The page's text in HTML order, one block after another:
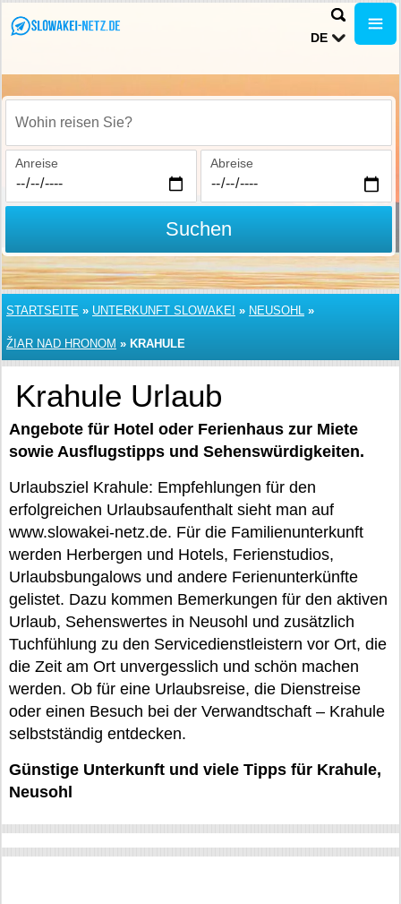
DE
Wohin reisen Sie?
Anreise Abreise
Suchen
STARTSEITE » UNTERKUNFT SLOWAKEI » NEUSOHL »
ŽIAR NAD HRONOM » KRAHULE
Krahule Urlaub
Angebote für Hotel oder Ferienhaus zur Miete
sowie Ausflugstipps und Sehenswürdigkeiten.
Urlaubsziel Krahule: Empfehlungen für den
erfolgreichen Urlaubsaufenthalt sieht man auf
www.slowakei-netz.de. Für die Familienunterkunft
werden Herbergen und Hotels, Ferienstudios,
Urlaubsbungalows und andere Ferienunterkünfte
gelistet. Dazu kommen Bemerkungen für den aktiven
Urlaub, Sehenswertes in Neusohl und zusätzlich
Tuchfühlung zu den Servicedienstleistern vor Ort, die
die Zeit am Ort unvergesslich und schön machen
werden. Ob für eine Urlaubsreise, die Dienstreise
oder einen Besuch bei der Verwandtschaft – Krahule
selbstständig entdecken.
Günstige Unterkunft und viele Tipps für Krahule,
Neusohl